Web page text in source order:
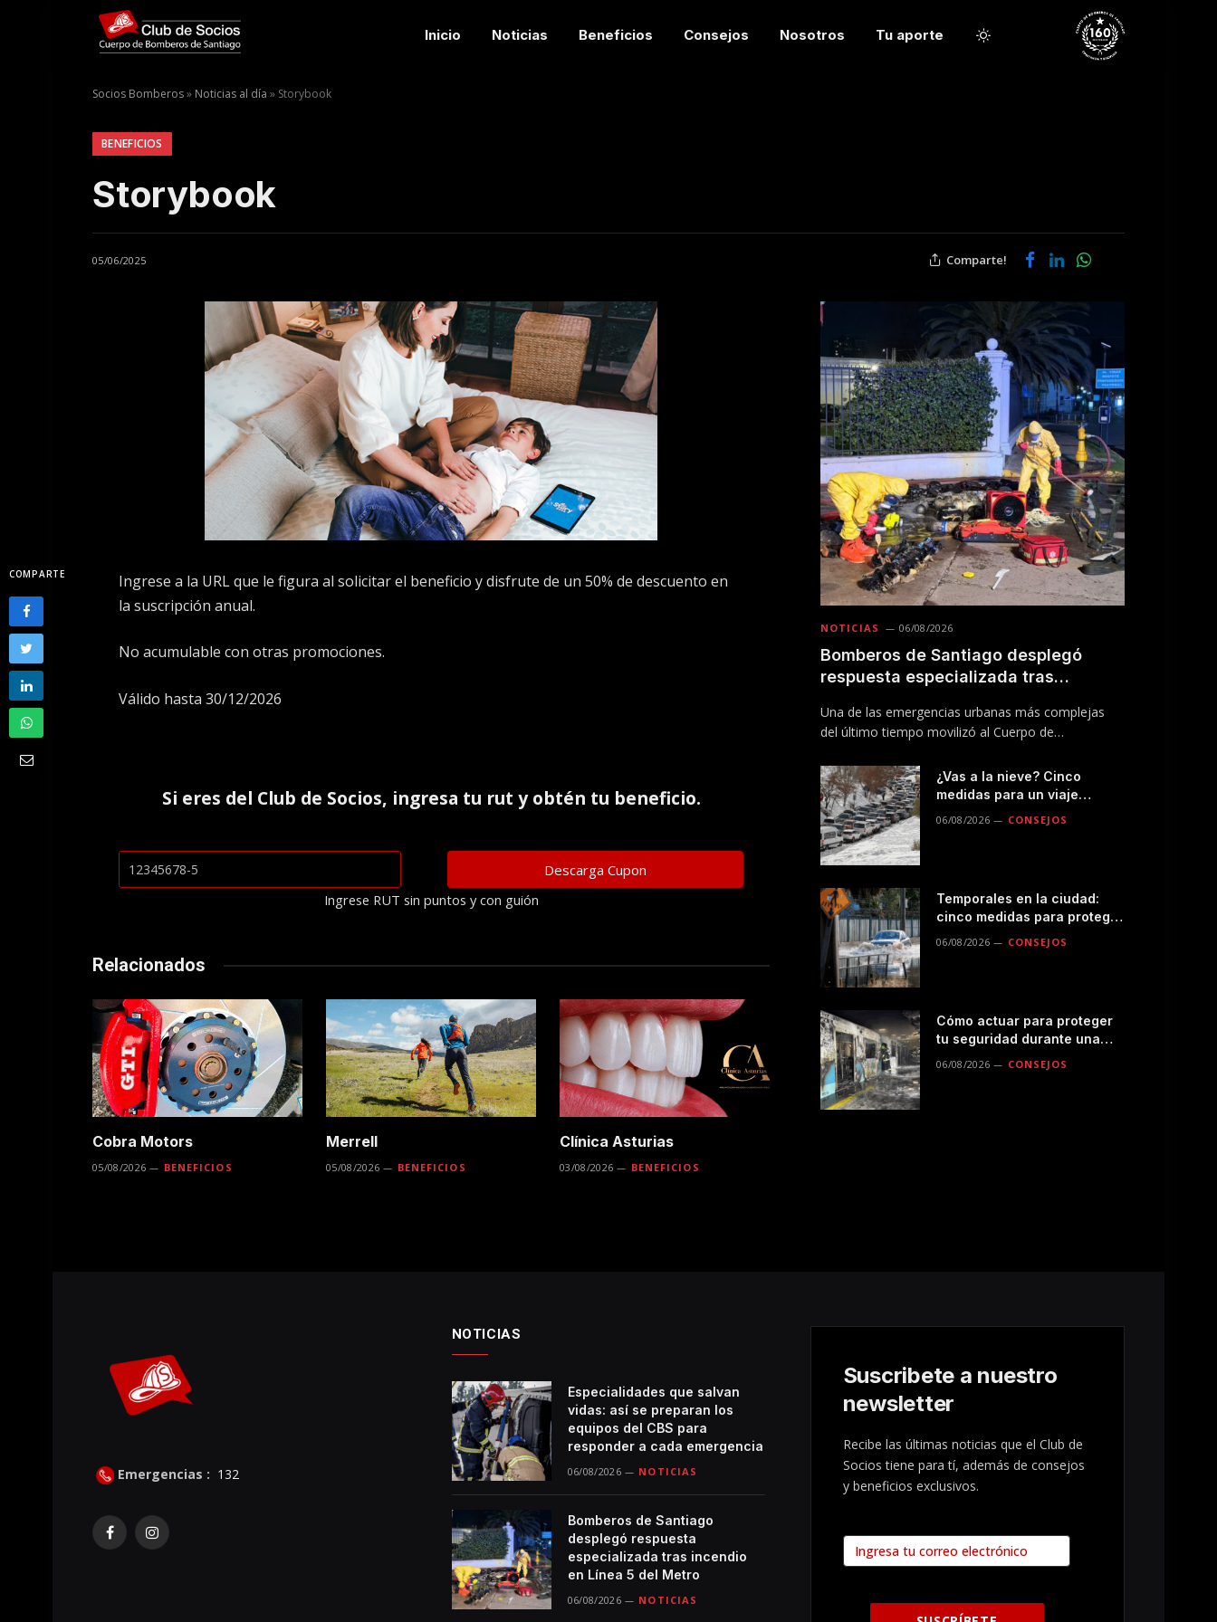
Inicio Noticias Beneficios Consejos Nosotros Tu aporte
Socios Bomberos» Noticias al día » Storybook
BENEFICIOS
Storybook
05/06/2025 Comparte!
COMPARTE
Ingrese a la URL que le figura al solicitar el beneficio y disfrute de un 50% de descuento en
la suscripción anual.
No acumulable con otras promociones.
Válido hasta 30/12/2026
Si eres del Club de Socios, ingresa tu rut y obtén tu beneficio.
Ingrese RUT sin puntos y con guión
Relacionados
Cobra Motors
05/08/2026 BENEFICIOS
Merrell
05/08/2026 BENEFICIOS
Clínica Asturias
03/08/2026 BENEFICIOS
NOTICIAS 06/08/2026
Bomberos de Santiago desplegó
respuesta especializada tras
Una de las emergencias urbanas más complejas
del último tiempo movilizó al Cuerpo de
¿Vas a la nieve? Cinco
medidas para un viaje
06/08/2026 CONSEJOS
Temporales en la ciudad:
cinco medidas para proteger
06/08/2026 CONSEJOS
Cómo actuar para proteger
tu seguridad durante una
transporte público
06/08/2026 CONSEJOS
Emergencias : 132
FacebookInstagram
NOTICIAS
Especialidades que salvan
vidas: así se preparan los
equipos del CBS para
responder a cada emergencia
06/08/2026 NOTICIAS
Bomberos de Santiago
desplegó respuesta
especializada tras incendio
en Línea 5 del Metro
06/08/2026 NOTICIAS
Suscribete a nuestro
newsletter
Recibe las últimas noticias que el Club de
Socios tiene para tí, además de consejos
y beneficios exclusivos.